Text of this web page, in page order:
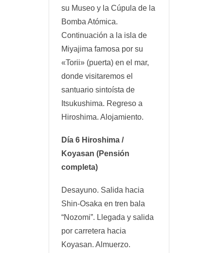
su Museo y la Cúpula de la
Bomba Atómica.
Continuación a la isla de
Miyajima famosa por su
«Torii» (puerta) en el mar,
donde visitaremos el
santuario sintoísta de
Itsukushima. Regreso a
Hiroshima. Alojamiento.
Día 6 Hiroshima /
Koyasan (Pensión
completa)
Desayuno. Salida hacia
Shin-Osaka en tren bala
“Nozomi”. Llegada y salida
por carretera hacia
Koyasan. Almuerzo.